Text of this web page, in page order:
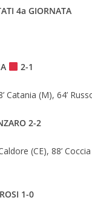
4a GIORNATA
2-1
Catania (M), 64’
2-2
(CE), 88’ Coccia
1-0